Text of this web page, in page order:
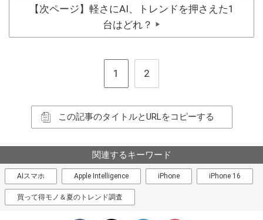
【次ページ】軽さにAI、トレンドを押さえた1
台はどれ？
▶
1 2
この記事のタイトルとURLをコピーする
関連するキーワード
AIスマホ Apple Intelligence iPhone iPhone 16
買って得モノ＆夏のトレンド調査